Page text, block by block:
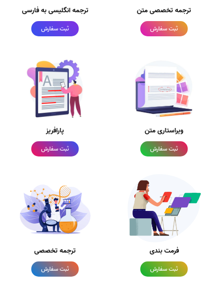
ترجمه تخصصی متن
ثبت سفارش
ترجمه انگلیسی به فارسی
ثبت سفارش
ویراستاری متن
ثبت سفارش
پارافریز
ثبت سفارش
فرمت بندی
ثبت سفارش
ترجمه تخصصی
ثبت سفارش